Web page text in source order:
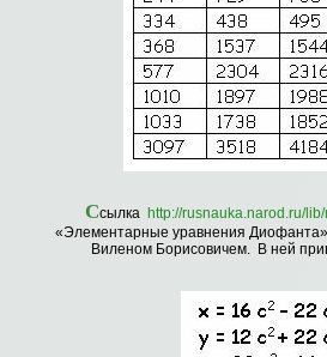
Ссылка http://rusnauka.narod.ru/
«Элементарные уравнения
Виленом Борисовичем. В ней